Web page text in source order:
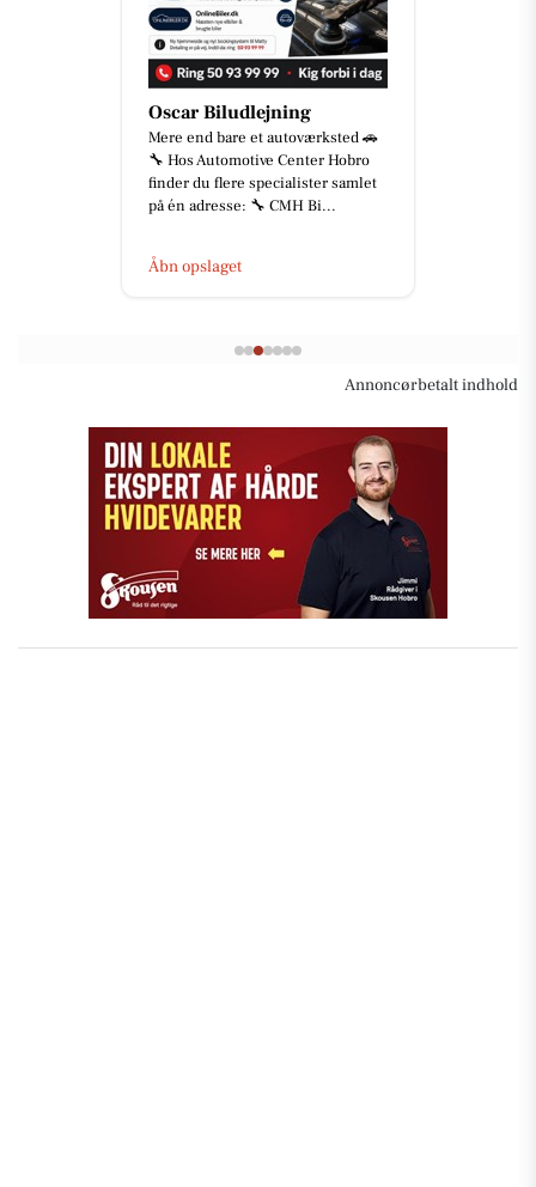
Oscar Biludlejning
Mere end bare et autoværksted 🚗
🔧 Hos Automotive Center Hobro
finder du flere specialister samlet
på én adresse: 🔧 CMH Bi...
Åbn opslaget
Annoncørbetalt indhold